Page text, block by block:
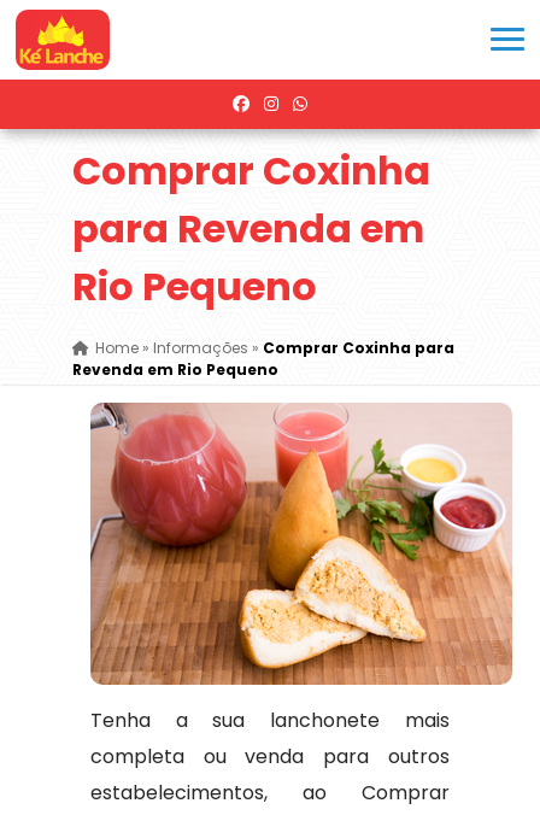
Comprar Coxinha
para Revenda em
Rio Pequeno
Home» Informações » Comprar Coxinha para
Revenda em Rio Pequeno
Tenha a sua lanchonete mais
completa ou venda para outros
estabelecimentos, ao Comprar